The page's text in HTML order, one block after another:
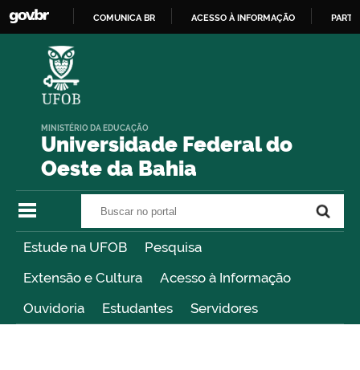
COMUNICA BR ACESSO À INFORMAÇÃO
Universidade Federal do
Oeste da Bahia
MINISTÉRIO DA EDUCAÇÃO
Estude na UFOB
Pesquisa
Extensão e Cultura
Acesso à Informação
Ouvidoria
Estudantes Servidores